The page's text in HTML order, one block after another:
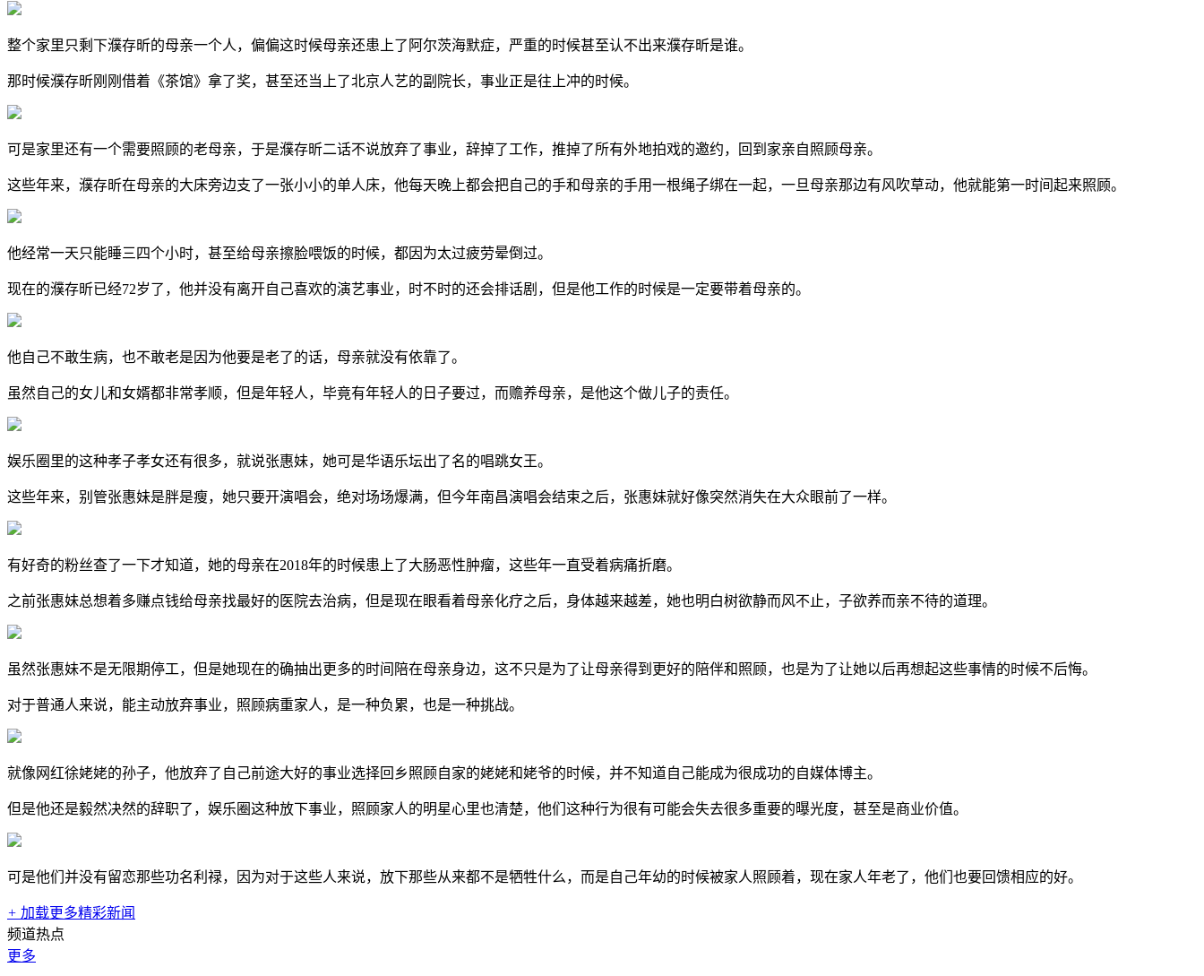
整个家里只剩下濮存昕的母亲一个人，偏偏这时候母亲还患上了阿尔茨海默症，严重的时候甚至认不出来濮存昕是谁。
那时候濮存昕刚刚借着《茶馆》拿了奖，甚至还当上了北京人艺的副院长，事业正是往上冲的时候。
可是家里还有一个需要照顾的老母亲，于是濮存昕二话不说放弃了事业，辞掉了工作，推掉了所有外地拍戏的邀约，回到家亲自照顾母亲。
这些年来，濮存昕在母亲的大床旁边支了一张小小的单人床，他每天晚上都会把自己的手和母亲的手用一根绳子绑在一起，一旦母亲那边有风吹草动，他就能第一时间起来照顾。
他经常一天只能睡三四个小时，甚至给母亲擦脸喂饭的时候，都因为太过疲劳晕倒过。
现在的濮存昕已经72岁了，他并没有离开自己喜欢的演艺事业，时不时的还会排话剧，但是他工作的时候是一定要带着母亲的。
他自己不敢生病，也不敢老是因为他要是老了的话，母亲就没有依靠了。
虽然自己的女儿和女婿都非常孝顺，但是年轻人，毕竟有年轻人的日子要过，而赡养母亲，是他这个做儿子的责任。
娱乐圈里的这种孝子孝女还有很多，就说张惠妹，她可是华语乐坛出了名的唱跳女王。
这些年来，别管张惠妹是胖是瘦，她只要开演唱会，绝对场场爆满，但今年南昌演唱会结束之后，张惠妹就好像突然消失在大众眼前了一样。
有好奇的粉丝查了一下才知道，她的母亲在2018年的时候患上了大肠恶性肿瘤，这些年一直受着病痛折磨。
之前张惠妹总想着多赚点钱给母亲找最好的医院去治病，但是现在眼看着母亲化疗之后，身体越来越差，她也明白树欲静而风不止，子欲养而亲不待的道理。
虽然张惠妹不是无限期停工，但是她现在的确抽出更多的时间陪在母亲身边，这不只是为了让母亲得到更好的陪伴和照顾，也是为了让她以后再想起这些事情的时候不后悔。
对于普通人来说，能主动放弃事业，照顾病重家人，是一种负累，也是一种挑战。
就像网红徐姥姥的孙子，他放弃了自己前途大好的事业选择回乡照顾自家的姥姥和姥爷的时候，并不知道自己能成为很成功的自媒体博主。
但是他还是毅然决然的辞职了，娱乐圈这种放下事业，照顾家人的明星心里也清楚，他们这种行为很有可能会失去很多重要的曝光度，甚至是商业价值。
可是他们并没有留恋那些功名利禄，因为对于这些人来说，放下那些从来都不是牺牲什么，而是自己年幼的时候被家人照顾着，现在家人年老了，他们也要回馈相应的好。
+ 加载更多精彩新闻
频道热点
更多